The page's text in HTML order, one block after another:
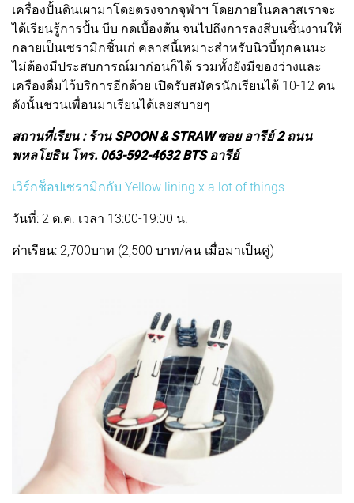
เครื่องปั้นดินเผามาโดยตรงจากจุฬาฯ โดยภายในคลาสเราจะ
ได้เรียนรู้การปั้น บีบ กดเบื้องต้น จนไปถึงการลงสีบนชิ้นงานให้
กลายเป็นเซรามิกชิ้นเก๋ คลาสนี้เหมาะสำหรับนิวบี้ทุกคนนะ
ไม่ต้องมีประสบการณ์มาก่อนก็ได้ รวมทั้งยังมีของว่างและ
เครืองดื่มไว้บริการอีกด้วย เปิดรับสมัครนักเรียนได้ 10-12 คน
ดังนั้นชวนเพื่อนมาเรียนได้เลยสบายๆ
สถานที่เรียน : ร้าน SPOON & STRAW ซอย อารีย์ 2 ถนน
พหลโยธิน โทร. 063-592-4632 BTS อารีย์
เวิร์กช็อปเซรามิกกับ Yellow lining x a lot of things
วันที่: 2 ต.ค. เวลา 13:00-19:00 น.
ค่าเรียน: 2,700บาท (2,500 บาท/คน เมื่อมาเป็นคู่)